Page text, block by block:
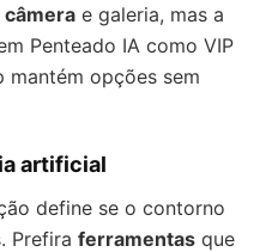
câmera e galeria, mas a
Penteado IA como VIP
mantém opções sem
artificial
define se o contorno
Prefira ferramentas que